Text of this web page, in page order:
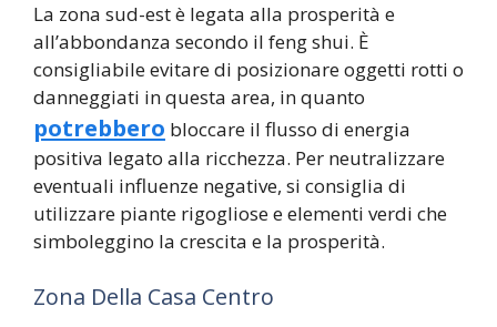
La zona sud-est è legata alla prosperità e
all’abbondanza secondo il feng shui. È
consigliabile evitare di posizionare oggetti rotti o
danneggiati in questa area, in quanto
potrebbero bloccare il flusso di energia
positiva legato alla ricchezza. Per neutralizzare
eventuali influenze negative, si consiglia di
utilizzare piante rigogliose e elementi verdi che
simboleggino la crescita e la prosperità.
Zona Della Casa Centro